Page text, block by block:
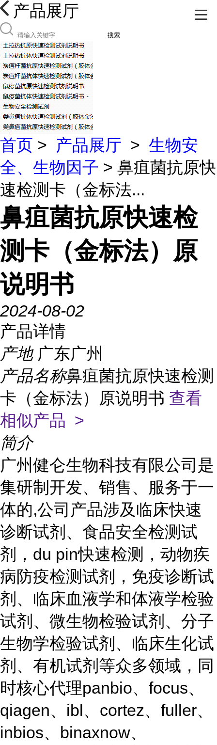
产品展厅
搜索
首页 > 产品展厅 > 生物安
全、生物因子 > 鼻疽菌抗原快
速检测卡（金标法...
鼻疽菌抗原快速检
测卡（金标法）原
说明书
2024-08-02
产品详情
产地 广东广州
产品名称鼻疽菌抗原快速检测
卡（金标法）原说明书 查看
相似产品 >
简介
广州健仑生物科技有限公司是
集研制开发、销售、服务于一
体的,公司产品涉及临床快速
诊断试剂、食品安全检测试
剂，du pin快速检测，动物疾
病防疫检测试剂，免疫诊断试
剂、临床血液学和体液学检验
试剂、微生物检验试剂、分子
生物学检验试剂、临床生化试
剂、有机试剂等众多领域，同
时核心代理panbio、focus、
qiagen、ibl、cortez、fuller、
inbios、binaxnow、